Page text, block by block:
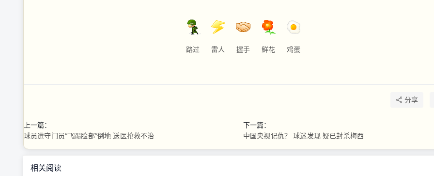
路过 雷人 握手 鲜花 鸡蛋
分享
上一篇：
球员遭守门员“飞踢脸部”倒地 送医抢救不治
下一篇：
中国央视记仇？ 球迷发现 疑已封杀梅西
相关阅读